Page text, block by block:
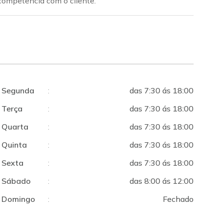
Segunda :
das 7:30 ás 18:00
Terça
:
das 7:30 ás 18:00
Quarta
:
das 7:30 ás 18:00
Quinta
:
das 7:30 ás 18:00
Sexta
:
das 7:30 ás 18:00
Sábado
:
das 8:00 ás 12:00
Domingo
: Fechado